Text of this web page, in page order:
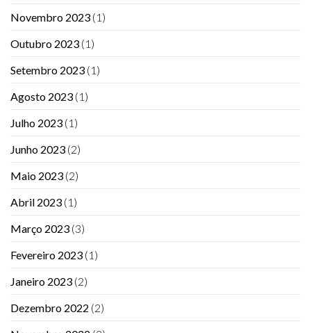
Novembro 2023 (1)
Outubro 2023 (1)
Setembro 2023 (1)
Agosto 2023 (1)
Julho 2023 (1)
Junho 2023 (2)
Maio 2023 (2)
Abril 2023 (1)
Março 2023 (3)
Fevereiro 2023 (1)
Janeiro 2023 (2)
Dezembro 2022 (2)